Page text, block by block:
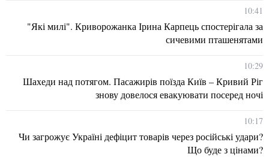
10:41
"Які милі". Криворожанка Ірина Карпець спостерігала за
сичевими пташенятами
10:29
Шахеди над потягом. Пасажирів поїзда Київ – Кривий Ріг
знову довелося евакуювати посеред ночі
10:17
Чи загрожує Україні дефіцит товарів через російські удари?
Що буде з цінами?